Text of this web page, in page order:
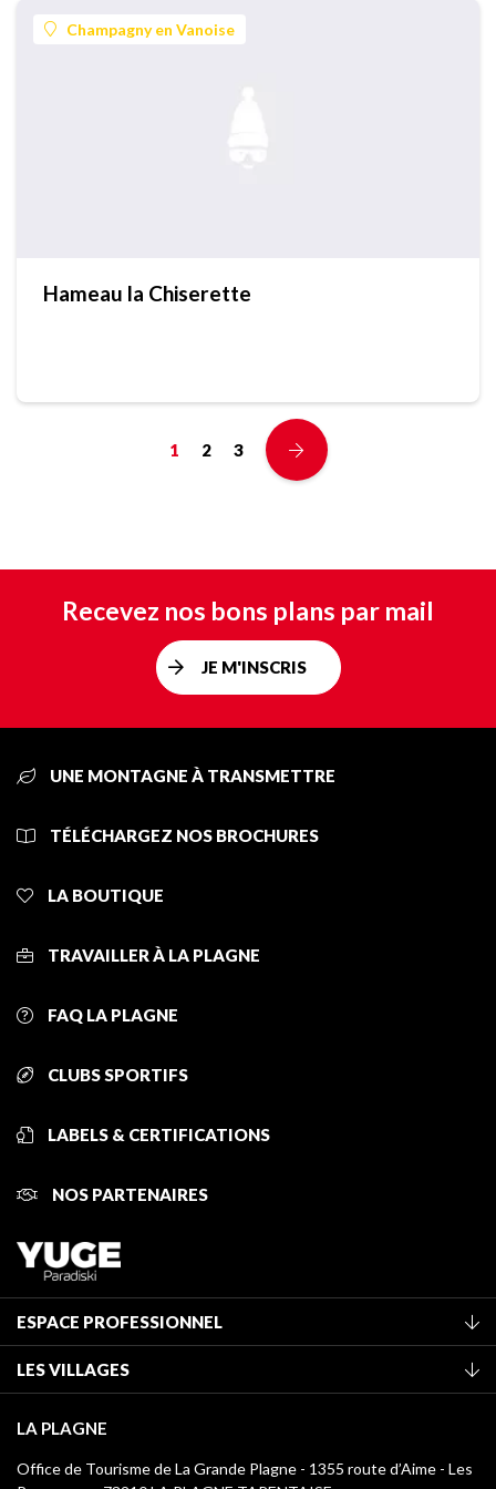
Champagny en Vanoise
Hameau la Chiserette
1 2 3
Recevez nos bons plans par mail
JE M'INSCRIS
UNE MONTAGNE À TRANSMETTRE
TÉLÉCHARGEZ NOS BROCHURES
LA BOUTIQUE
TRAVAILLER À LA PLAGNE
FAQ LA PLAGNE
CLUBS SPORTIFS
LABELS & CERTIFICATIONS
NOS PARTENAIRES
ESPACE PROFESSIONNEL
Classement des meublés
Taxe de séjour
Médiathèque
LES VILLAGES
Montchavin - Les Coches
Champagny-en-Vanoise
LA PLAGNE
Office de Tourisme de La Grande Plagne - 1355 route d’Aime - Les